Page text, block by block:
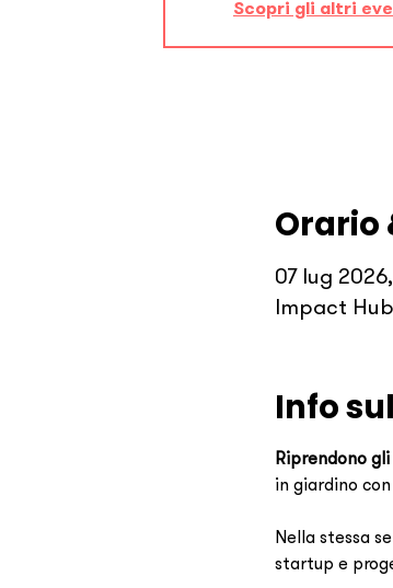
Scopri gli altri
Orario
07 lug
Impact
Info
Riprendono
in giardino
Nella stessa
startup e